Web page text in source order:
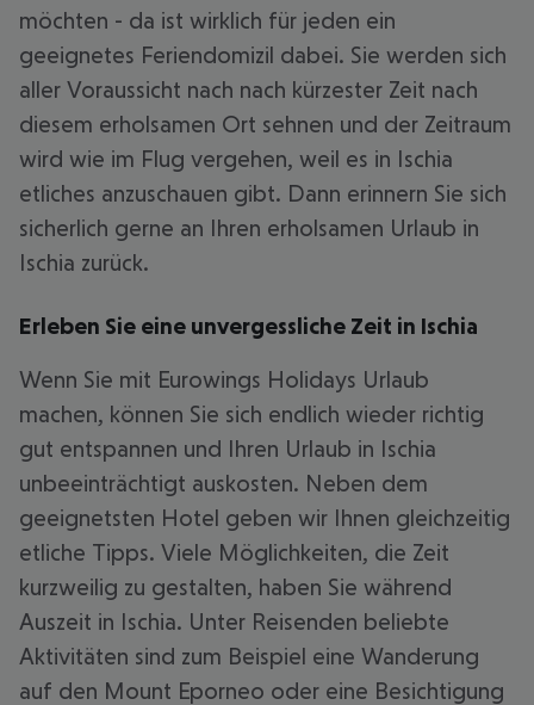
möchten - da ist wirklich für jeden ein
geeignetes Feriendomizil dabei. Sie werden sich
aller Voraussicht nach nach kürzester Zeit nach
diesem erholsamen Ort sehnen und der Zeitraum
wird wie im Flug vergehen, weil es in Ischia
etliches anzuschauen gibt. Dann erinnern Sie sich
sicherlich gerne an Ihren erholsamen Urlaub in
Ischia zurück.
Erleben Sie eine unvergessliche Zeit in Ischia
Wenn Sie mit Eurowings Holidays Urlaub
machen, können Sie sich endlich wieder richtig
gut entspannen und Ihren Urlaub in Ischia
unbeeinträchtigt auskosten. Neben dem
geeignetsten Hotel geben wir Ihnen gleichzeitig
etliche Tipps. Viele Möglichkeiten, die Zeit
kurzweilig zu gestalten, haben Sie während
Auszeit in Ischia. Unter Reisenden beliebte
Aktivitäten sind zum Beispiel eine Wanderung
auf den Mount Eporneo oder eine Besichtigung